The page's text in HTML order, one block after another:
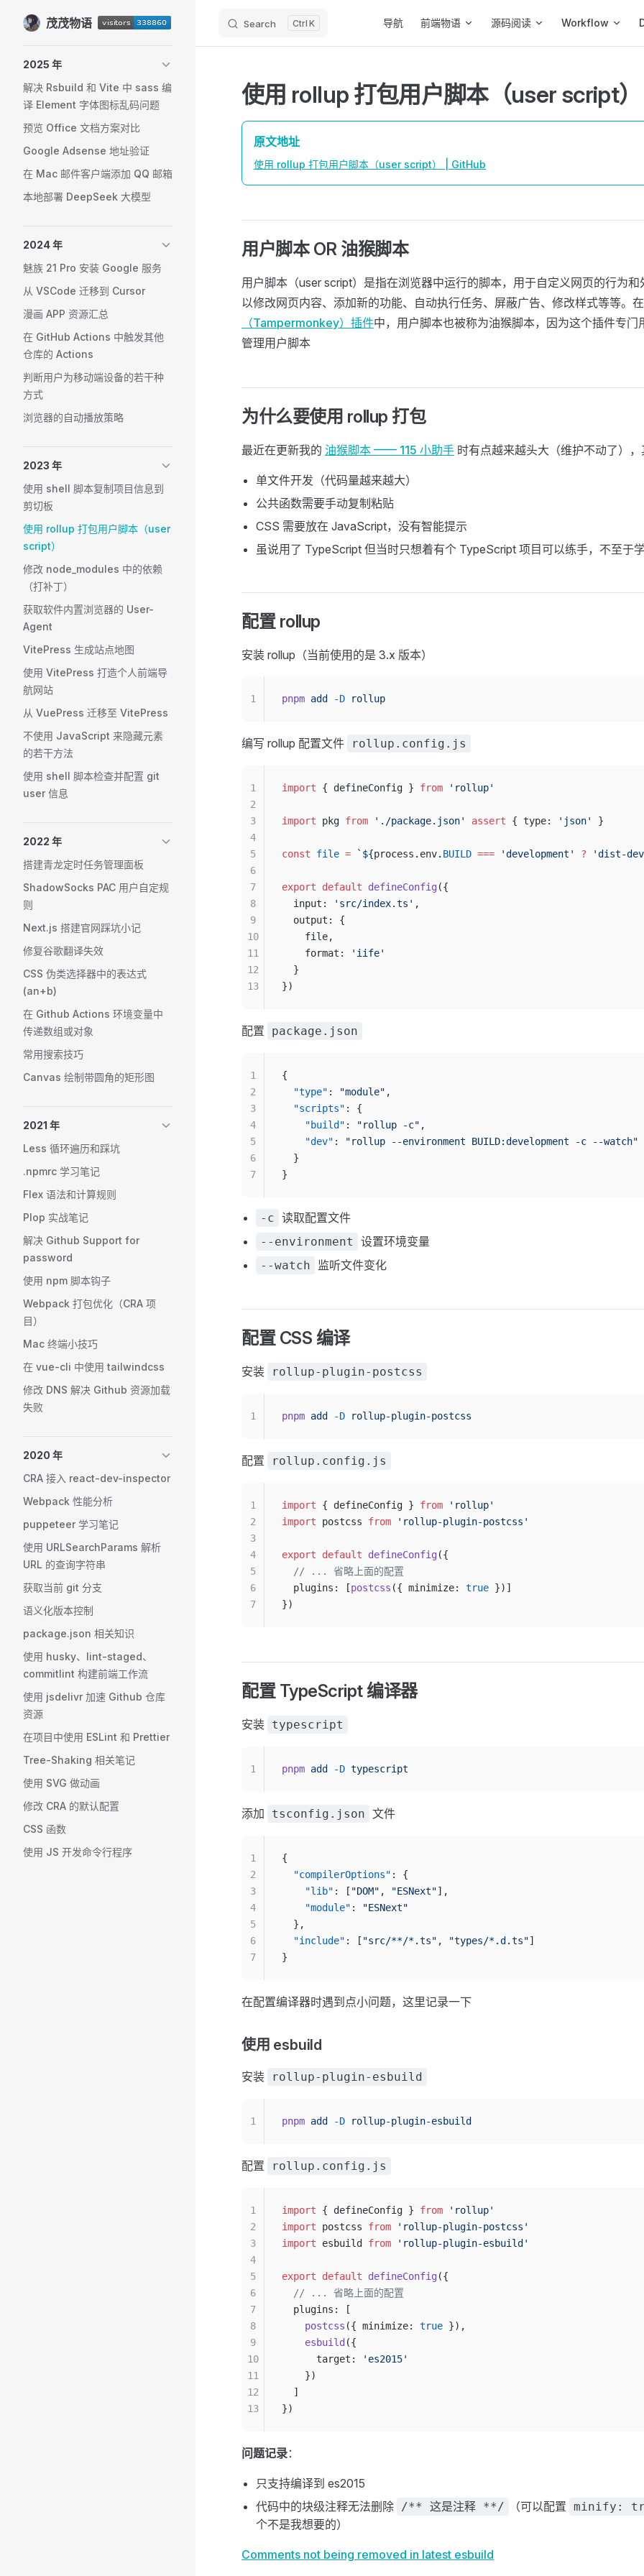
Skip to content
茂茂物语 Search K 导航 前端物语 源码阅读 Workflow
2025 年
解决 Rsbuild 和 Vite 中 sass 编
译 Element 字体图标乱码问题
预览 Office 文档方案对比
Google Adsense 地址验证
在 Mac 邮件客户端添加 QQ 邮箱
本地部署 DeepSeek 大模型
2024 年
魅族 21 Pro 安装 Google 服务
从 VSCode 迁移到 Cursor
漫画 APP 资源汇总
在 GitHub Actions 中触发其他
仓库的 Actions
判断用户为移动端设备的若干种
方式
浏览器的自动播放策略
2023 年
使用 shell 脚本复制项目信息到
剪切板
使用 rollup 打包用户脚本（user
script）
修改 node_modules 中的依赖
（打补丁）
获取软件内置浏览器的 User-
Agent
VitePress 生成站点地图
使用 VitePress 打造个人前端导
航网站
从 VuePress 迁移至 VitePress
不使用 JavaScript 来隐藏元素
的若干方法
使用 shell 脚本检查并配置 git
user 信息
2022 年
搭建青龙定时任务管理面板
ShadowSocks PAC 用户自定规
则
Next.js 搭建官网踩坑小记
修复谷歌翻译失效
CSS 伪类选择器中的表达式
(an+b)
在 Github Actions 环境变量中
传递数组或对象
常用搜索技巧
Canvas 绘制带圆角的矩形图
2021 年
Less 循环遍历和踩坑
.npmrc 学习笔记
Flex 语法和计算规则
Plop 实战笔记
解决 Github Support for
password
使用 npm 脚本钩子
Webpack 打包优化（CRA 项
目）
Mac 终端小技巧
在 vue-cli 中使用 tailwindcss
修改 DNS 解决 Github 资源加载
失败
2020 年
CRA 接入 react-dev-inspector
Webpack 性能分析
puppeteer 学习笔记
使用 URLSearchParams 解析
URL 的查询字符串
获取当前 git 分支
语义化版本控制
package.json 相关知识
使用 husky、lint-staged、
commitlint 构建前端工作流
使用 jsdelivr 加速 Github 仓库
资源
在项目中使用 ESLint 和 Prettier
Tree-Shaking 相关笔记
使用 SVG 做动画
修改 CRA 的默认配置
CSS 函数
使用 JS 开发命令行程序
使用 rollup 打包用户脚本（user script）
原文地址
使用 rollup 打包用户脚本（user script） | GitHub
用户脚本 OR 油猴脚本
用户脚本（user script）是指在浏览器中运行的脚本，用于自定义网页的行为
以修改网页内容、添加新的功能、自动执行任务、屏蔽广告、修改样式等等。在
（Tampermonkey）插件中，用户脚本也被称为油猴脚本，因为这个插件专门
管理用户脚本
为什么要使用 rollup 打包
最近在更新我的 油猴脚本 —— 115 小助手 时有点越来越头大（维护不动了）
单文件开发（代码量越来越大）
公共函数需要手动复制粘贴
CSS 需要放在 JavaScript，没有智能提示
虽说用了 TypeScript 但当时只想着有个 TypeScript 项目可以练手，不至于
配置 rollup
安装 rollup（当前使用的是 3.x 版本）
pnpm add -D rollup
1
编写 rollup 配置文件 rollup.config.js
import { defineConfig } from 'rollup'
import pkg from './package.json' assert { type: 'json' }
const file = `${process . env. BUILD === 'development' ? 'dist-
export default defineConfig({
  input:
'src/index.ts' ,
  output: {
    file,
    format:
'iife'
  }
})
1
2
3
4
5
6
7
8
9
10
11
12
13
配置 package.json
{
  "type"
: "module" ,
  "scripts"
: {
    "build"
: "rollup -c" ,
    "dev"
:
"rollup --environment BUILD:development -c --watch"
  }
}
1
2
3
4
5
6
7
-c 读取配置文件
--environment 设置环境变量
--watch 监听文件变化
配置 CSS 编译
安装 rollup-plugin-postcss
pnpm add -D rollup-plugin-postcss
1
配置 rollup.config.js
import { defineConfig } from 'rollup'
import postcss from 'rollup-plugin-postcss'
export default defineConfig({
  // ... 省略上面的配置
  plugins: [
postcss ({ minimize: true })]
})
1
2
3
4
5
6
7
配置 TypeScript 编译器
安装 typescript
pnpm add -D typescript
1
添加 tsconfig.json 文件
{
  "compilerOptions"
: {
    "lib"
: [ "DOM" , "ESNext"],
    "module"
:
"ESNext"
  },
  "include"
: [ "src/**/*.ts" , "types/*.d.ts"]
}
1
2
3
4
5
6
7
在配置编译器时遇到点小问题，这里记录一下
使用 esbuild
安装 rollup-plugin-esbuild
pnpm add -D rollup-plugin-esbuild
1
配置 rollup.config.js
import { defineConfig } from 'rollup'
import postcss from 'rollup-plugin-postcss'
import esbuild from 'rollup-plugin-esbuild'
export default defineConfig({
  // ... 省略上面的配置
  plugins: [
    postcss
({ minimize: true }),
    esbuild
({
      target:
'es2015'
    })
  ]
})
1
2
3
4
5
6
7
8
9
10
11
12
13
问题记录：
只支持编译到 es2015
代码中的块级注释无法删除 /** 这是注释 **/ （可以配置 minify:
个不是我想要的）
Comments not being removed in latest esbuild